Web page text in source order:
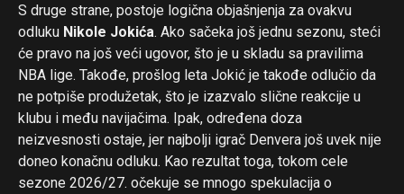
S druge strane, postoje logična objašnjenja za ovakvu
odluku Nikole Jokića. Ako sačeka još jednu sezonu, steći
će pravo na još veći ugovor, što je u skladu sa pravilima
NBA lige. Takođe, prošlog leta Jokić je takođe odlučio da
ne potpiše produžetak, što je izazvalo slične reakcije u
klubu i među navijačima. Ipak, određena doza
neizvesnosti ostaje, jer najbolji igrač Denvera još uvek nije
doneo konačnu odluku. Kao rezultat toga, tokom cele
sezone 2026/27. očekuje se mnogo spekulacija o